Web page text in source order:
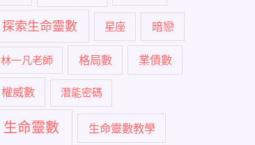
探索生命靈數 星座 暗戀
林一凡老師 格局數 業債數
權威數 潛能密碼
生命靈數 生命靈數教學